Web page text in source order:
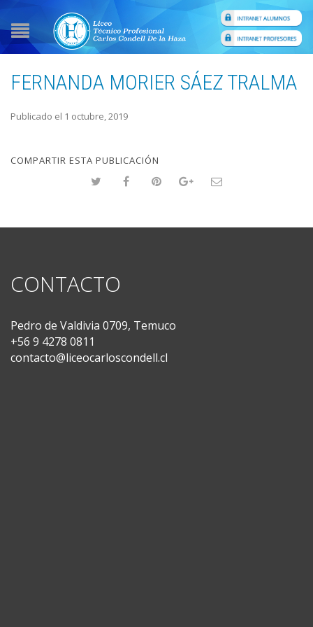
FERNANDA MORIER SÁEZ TRALMA
Publicado el 1 octubre, 2019
COMPARTIR ESTA PUBLICACIÓN
CONTACTO
Pedro de Valdivia 0709, Temuco
+56 9 4278 0811
contacto@liceocarloscondell.cl